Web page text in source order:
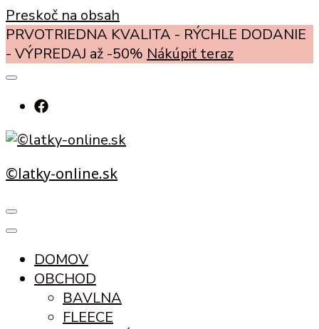
Preskoč na obsah
PRVOTRIEDNA KVALITA - RÝCHLE DODANIE
- VÝPREDAJ až -50% Nákúpiť teraz
©latky-online.sk
DOMOV
OBCHOD
BAVLNA
FLEECE